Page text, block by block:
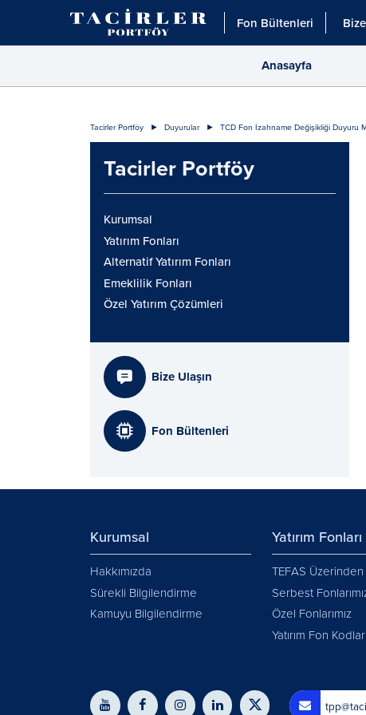
Fon Bültenleri
Anasayfa
Tacirler Portföy Duyurular TCD Fon İzahname Değişikliği Duyuru
Tacirler Portföy
Kurumsal
Yatırım Fonları
Alternatif Yatırım Fonları
Emeklilik Fonları
Özel Yatırım Çözümleri
Bize Ulaşın
Fon Bültenleri
Kurumsal
Hakkımızda
Sürekli Bilgilendirme
Kamuyu Bilgilendirme
Yatırım Fonları
TEFAS Üzerinden
Serbest
Özel Fonlarımız
Yatırım Fon Kodları